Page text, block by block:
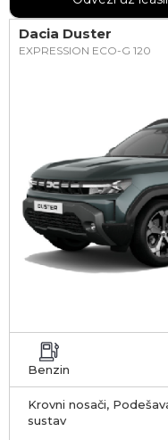
Dacia Duster
EXPRESSION ECO-G 120
Benzin
Krovni nosači,
sustav